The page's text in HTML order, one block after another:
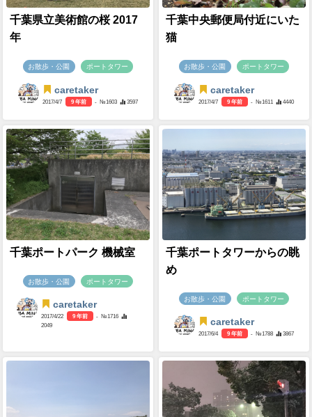
千葉県立美術館の桜 2017
年
お散歩・公園 ポートタワー
caretaker
2017/4/7 9 年前 - №1603 3597
千葉中央郵便局付近にいた
猫
お散歩・公園 ポートタワー
caretaker
2017/4/7 9 年前 - №1611 4440
千葉ポートパーク 機械室
お散歩・公園 ポートタワー
caretaker
2017/4/22 9 年前
- №1716
2049
千葉ポートタワーからの眺
め
お散歩・公園 ポートタワー
caretaker
2017/6/4 9 年前 - №1788 3867